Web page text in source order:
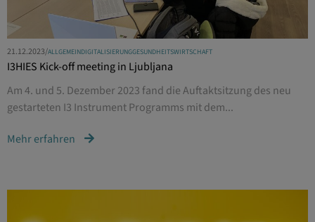
21.12.2023/ALLGEMEINDIGITALISIERUNGGESUNDHEITSWIRTSCHAFT
I3HIES Kick-off meeting in Ljubljana
Am 4. und 5. Dezember 2023 fand die Auftaktsitzung des neu
gestarteten I3 Instrument Programms mit dem...
Mehr erfahren